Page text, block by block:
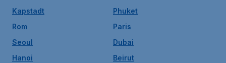
Kapstadt
Phuket
Rom
Paris
Seoul
Dubai
Hanoi
Beirut